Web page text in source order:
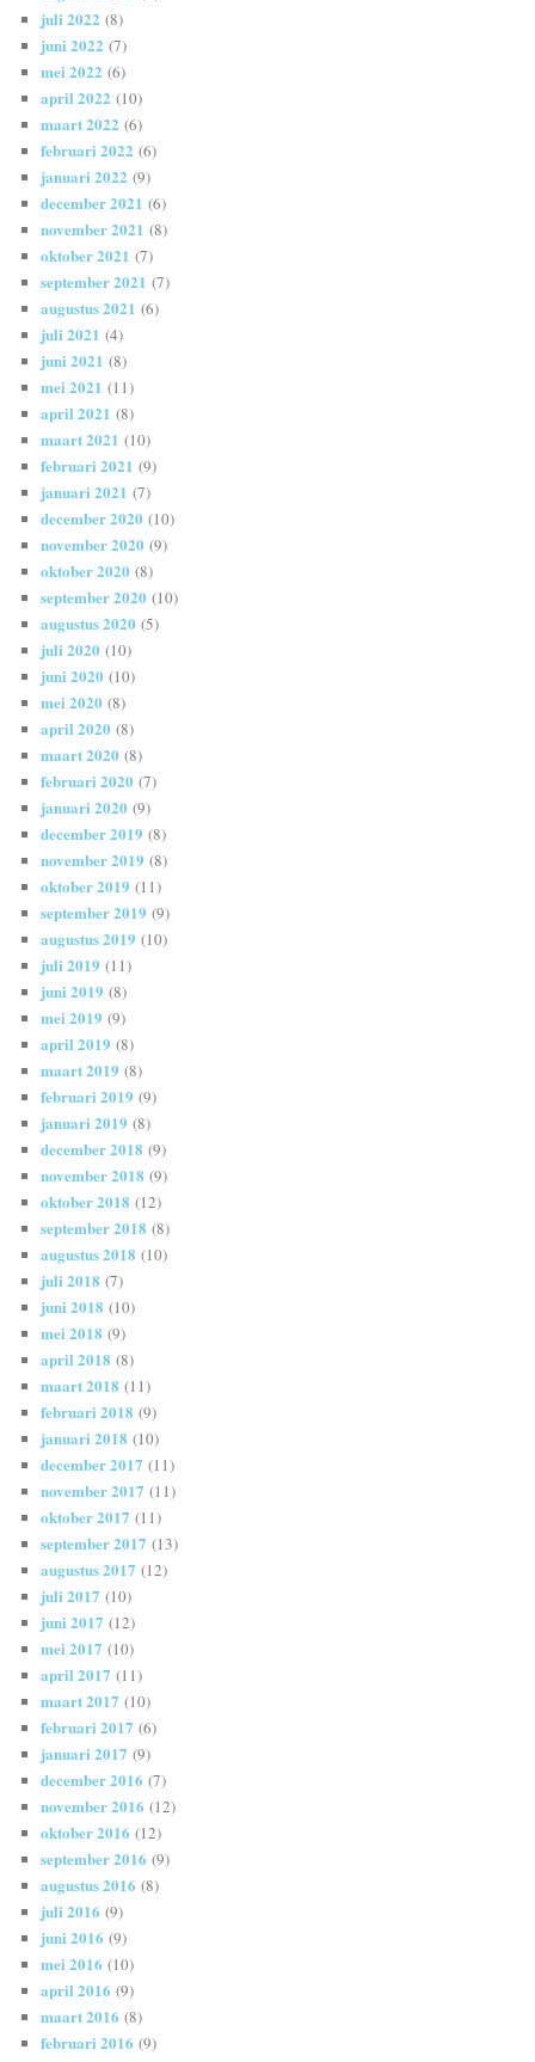
juli 2022 (8)
juni 2022 (7)
mei 2022 (6)
april 2022 (10)
maart 2022 (6)
februari 2022 (6)
januari 2022 (9)
december 2021 (6)
november 2021 (8)
oktober 2021 (7)
september 2021 (7)
augustus 2021 (6)
juli 2021 (4)
juni 2021 (8)
mei 2021 (11)
april 2021 (8)
maart 2021 (10)
februari 2021 (9)
januari 2021 (7)
december 2020 (10)
november 2020 (9)
oktober 2020 (8)
september 2020 (10)
augustus 2020 (5)
juli 2020 (10)
juni 2020 (10)
mei 2020 (8)
april 2020 (8)
maart 2020 (8)
februari 2020 (7)
januari 2020 (9)
december 2019 (8)
november 2019 (8)
oktober 2019 (11)
september 2019 (9)
augustus 2019 (10)
juli 2019 (11)
juni 2019 (8)
mei 2019 (9)
april 2019 (8)
maart 2019 (8)
februari 2019 (9)
januari 2019 (8)
december 2018 (9)
november 2018 (9)
oktober 2018 (12)
september 2018 (8)
augustus 2018 (10)
juli 2018 (7)
juni 2018 (10)
mei 2018 (9)
april 2018 (8)
maart 2018 (11)
februari 2018 (9)
januari 2018 (10)
december 2017 (11)
november 2017 (11)
oktober 2017 (11)
september 2017 (13)
augustus 2017 (12)
juli 2017 (10)
juni 2017 (12)
mei 2017 (10)
april 2017 (11)
maart 2017 (10)
februari 2017 (6)
januari 2017 (9)
december 2016 (7)
november 2016 (12)
oktober 2016 (12)
september 2016 (9)
augustus 2016 (8)
juli 2016 (9)
juni 2016 (9)
mei 2016 (10)
april 2016 (9)
maart 2016 (8)
februari 2016 (9)